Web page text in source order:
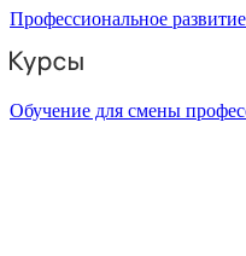
Профессиональное
Обучение для смены